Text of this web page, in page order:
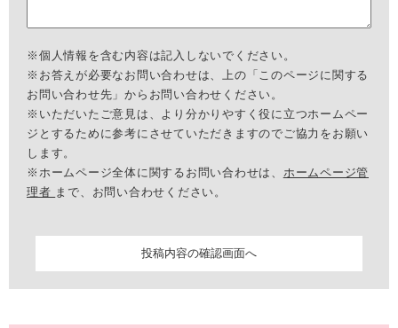
※個人情報を含む内容は記入しないでください。
※お答えが必要なお問い合わせは、上の「このページに関する
お問い合わせ先」からお問い合わせください。
※いただいたご意見は、より分かりやすく役に立つホームペー
ジとするために参考にさせていただきますのでご協力をお願い
します。
※ホームページ全体に関するお問い合わせは、 ホームページ管
理者 まで、お問い合わせください。